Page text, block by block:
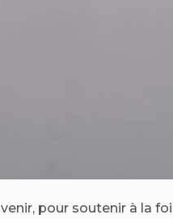
pour soutenir à la